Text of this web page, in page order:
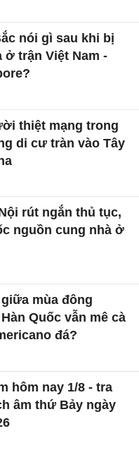
nói gì sau khi bị
ở trận Việt Nam -
thiệt mạng trong
di cư tràn vào Tây
rút ngắn thủ tục,
nguồn cung nhà ở
mùa đông
Quốc vẫn mê cà
đá?
hôm nay 1/8 - tra
âm thứ Bảy ngày